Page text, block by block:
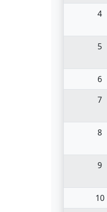
4
5
6
7
8
9
10